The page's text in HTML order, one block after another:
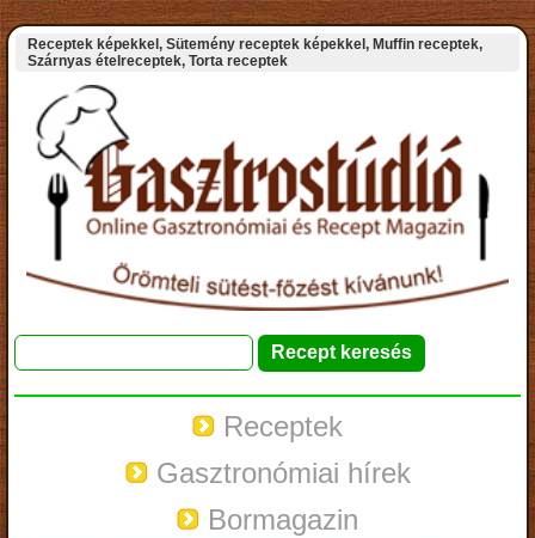
Receptek képekkel, Sütemény receptek képekkel, Muffin receptek,
Szárnyas ételreceptek, Torta receptek
Receptek
Gasztronómiai hírek
Bormagazin